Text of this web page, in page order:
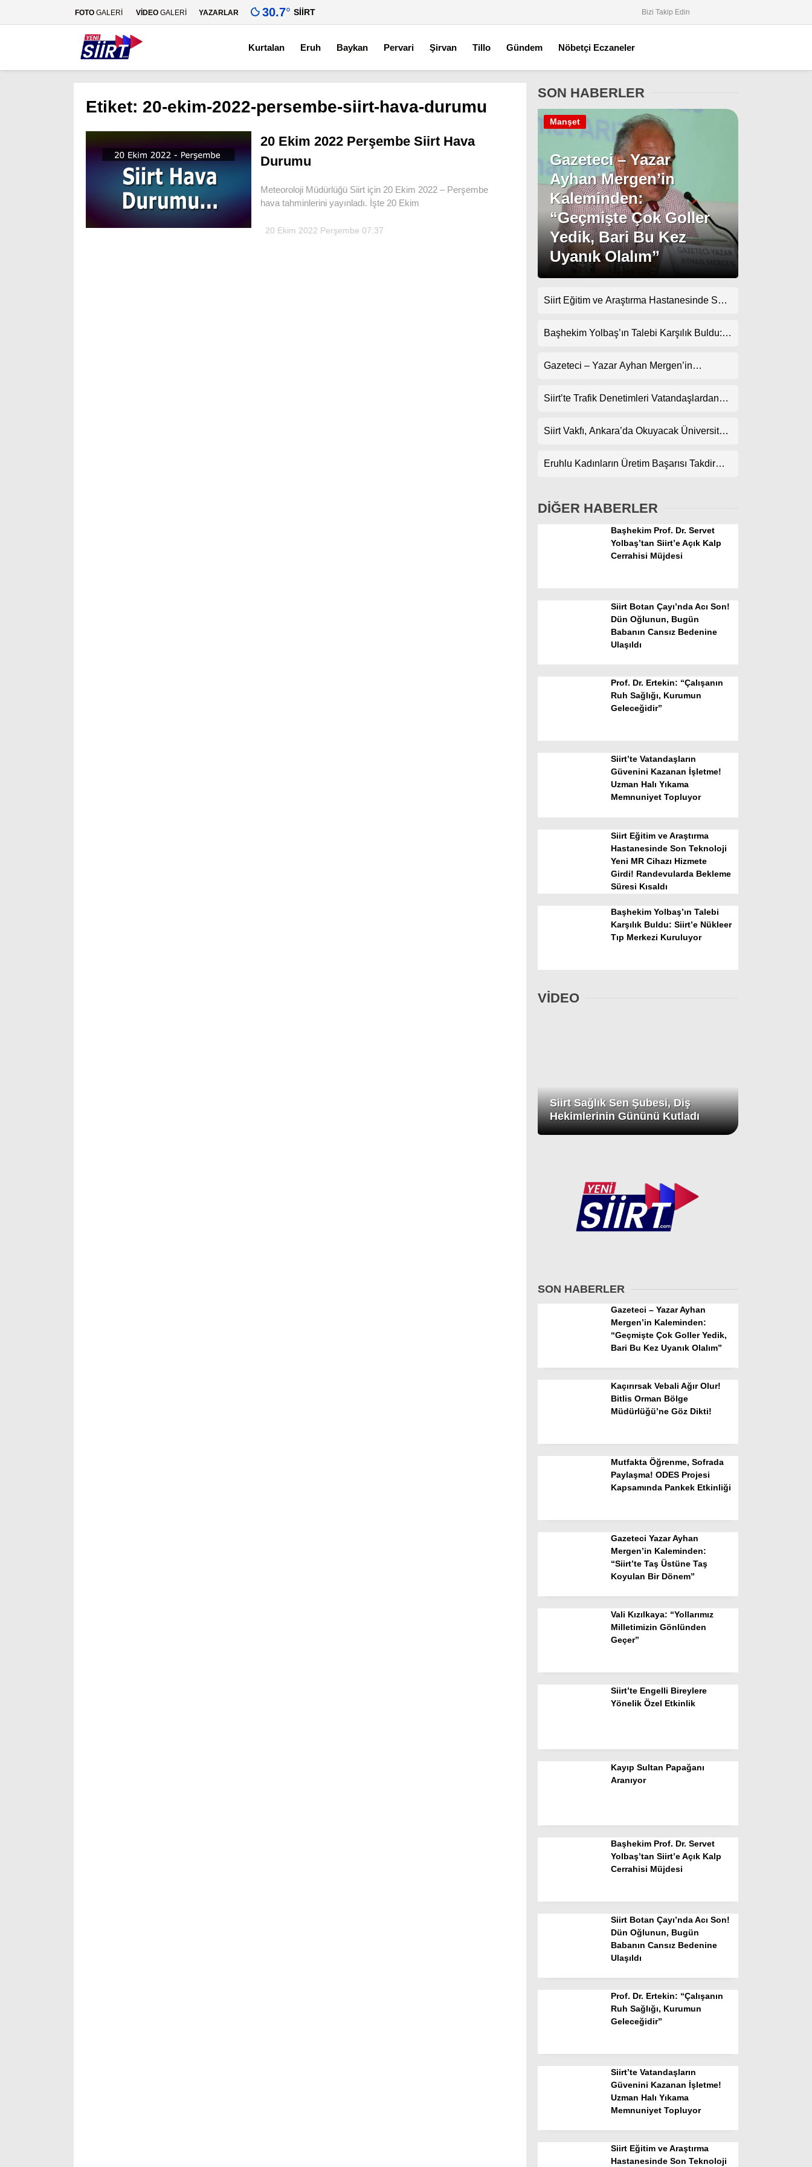
Gündem
Spor
Magazin
Instagram
FOTO GALERİ VİDEO GALERİ YAZARLAR 30.7° SIIRT Bizi Takip Edin
Kurtalan Eruh Baykan Pervari Şirvan Tillo Gündem Nöbetçi Eczaneler
Etiket: 20-ekim-2022-persembe-siirt-hava-durumu
20 Ekim 2022 Perşembe Siirt Hava
Durumu
Meteoroloji Müdürlüğü Siirt için 20 Ekim 2022 – Perşembe
hava tahminlerini yayınladı. İşte 20 Ekim
20 Ekim 2022 Perşembe 07:37
SON HABERLER
Gazeteci – Yazar
Ayhan Mergen’in
Kaleminden:
“Geçmişte Çok Goller
Yedik, Bari Bu Kez
Uyanık Olalım”
Manşet
Siirt Eğitim ve Araştırma Hastanesinde Son
Randevularda Bekleme Süresi Kısaldı
Başhekim Yolbaş’ın Talebi Karşılık Buldu:
Gazeteci – Yazar Ayhan Mergen’in
Kuralları”
Siirt’te Trafik Denetimleri Vatandaşlardan
Siirt Vakfı, Ankara’da Okuyacak Üniversite
Eruhlu Kadınların Üretim Başarısı Takdir
DİĞER HABERLER
Başhekim Prof. Dr. Servet
Yolbaş’tan Siirt’e Açık Kalp
Cerrahisi Müjdesi
Siirt Botan Çayı’nda Acı Son!
Dün Oğlunun, Bugün
Babanın Cansız Bedenine
Ulaşıldı
Prof. Dr. Ertekin: “Çalışanın
Ruh Sağlığı, Kurumun
Geleceğidir”
Siirt’te Vatandaşların
Güvenini Kazanan İşletme!
Uzman Halı Yıkama
Memnuniyet Topluyor
Siirt Eğitim ve Araştırma
Hastanesinde Son Teknoloji
Yeni MR Cihazı Hizmete
Girdi! Randevularda Bekleme
Süresi Kısaldı
Başhekim Yolbaş’ın Talebi
Karşılık Buldu: Siirt’e Nükleer
Tıp Merkezi Kuruluyor
VİDEO
Siirt Sağlık Sen Şubesi, Diş
Hekimlerinin Gününü Kutladı
SON HABERLER
Gazeteci – Yazar Ayhan
Mergen’in Kaleminden:
“Geçmişte Çok Goller Yedik,
Bari Bu Kez Uyanık Olalım”
Kaçırırsak Vebali Ağır Olur!
Bitlis Orman Bölge
Müdürlüğü’ne Göz Dikti!
Mutfakta Öğrenme, Sofrada
Paylaşma! ODES Projesi
Kapsamında Pankek Etkinliği
Gazeteci Yazar Ayhan
Mergen’in Kaleminden:
“Siirt’te Taş Üstüne Taş
Koyulan Bir Dönem”
Vali Kızılkaya: “Yollarımız
Milletimizin Gönlünden
Geçer”
Siirt’te Engelli Bireylere
Yönelik Özel Etkinlik
Kayıp Sultan Papağanı
Aranıyor
Başhekim Prof. Dr. Servet
Yolbaş’tan Siirt’e Açık Kalp
Cerrahisi Müjdesi
Siirt Botan Çayı’nda Acı Son!
Dün Oğlunun, Bugün
Babanın Cansız Bedenine
Ulaşıldı
Prof. Dr. Ertekin: “Çalışanın
Ruh Sağlığı, Kurumun
Geleceğidir”
Siirt’te Vatandaşların
Güvenini Kazanan İşletme!
Uzman Halı Yıkama
Memnuniyet Topluyor
Siirt Eğitim ve Araştırma
Hastanesinde Son Teknoloji